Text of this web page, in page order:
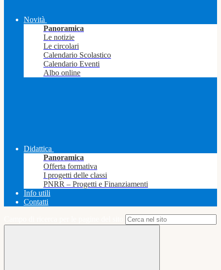
Novità
Panoramica
Le notizie
Le circolari
Calendario Scolastico
Calendario Eventi
Albo online
Didattica
Panoramica
Offerta formativa
I progetti delle classi
PNRR – Progetti e Finanziamenti
Info utili
Contatti